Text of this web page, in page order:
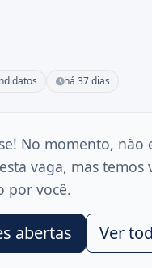
há 37 dias
No momento, não
vaga, mas temos
por você.
abertas Ver